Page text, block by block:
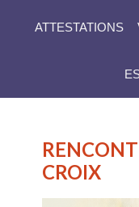
ATTESTATIONS
CROIX